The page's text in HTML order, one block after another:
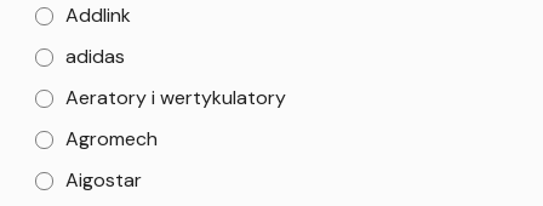
Addlink
adidas
Aeratory i wertykulatory
Agromech
Aigostar